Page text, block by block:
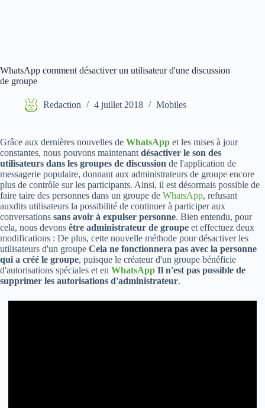
WhatsApp comment désactiver un utilisateur d'une discussion
de groupe
Redaction 4 juillet 2018 Mobiles
Grâce aux dernières nouvelles de WhatsApp et les mises à jour
constantes, nous pouvons maintenant désactiver le son des
utilisateurs dans les groupes de discussion de l'application de
messagerie populaire, donnant aux administrateurs de groupe encore
plus de contrôle sur les participants. Ainsi, il est désormais possible de
faire taire des personnes dans un groupe de WhatsApp, refusant
auxdits utilisateurs la possibilité de continuer à participer aux
conversations sans avoir à expulser personne. Bien entendu, pour
cela, nous devons être administrateur de groupe et effectuez deux
modifications : De plus, cette nouvelle méthode pour désactiver les
utilisateurs d'un groupe Cela ne fonctionnera pas avec la personne
qui a créé le groupe, puisque le créateur d'un groupe bénéficie
d'autorisations spéciales et en WhatsApp Il n'est pas possible de
supprimer les autorisations d'administrateur.